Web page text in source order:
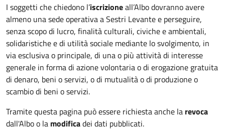
I soggetti che chiedono l’iscrizioneall’Albo dovranno avere
almeno una sede operativa a Sestri Levante e perseguire,
senza scopo di lucro, finalità culturali, civiche e ambientali,
solidaristiche e di utilità sociale mediante lo svolgimento, in
via esclusiva o principale, di una o più attività di interesse
generale in forma di azione volontaria o di erogazione gratuita
di denaro, beni o servizi, o di mutualità o di produzione o
scambio di beni o servizi.
Tramite questa pagina può essere richiesta anche la revoca
dall'Albo o la modificadei dati pubblicati.